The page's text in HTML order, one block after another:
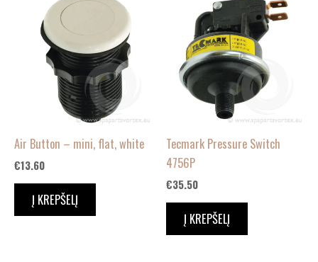
Air Button – mini, flat, white
€13.60
Į KREPŠELĮ
Tecmark Pressure Switch
4756P
€35.50
Į KREPŠELĮ